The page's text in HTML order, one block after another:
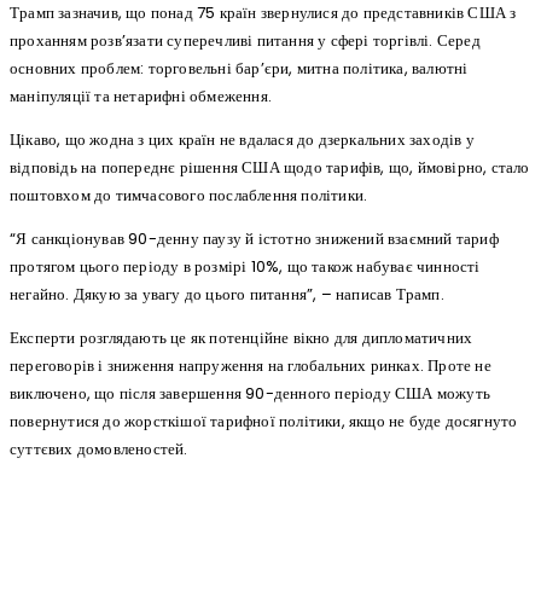
Трамп зазначив, що понад 75 країн звернулися до представників США з
проханням розв’язати суперечливі питання у сфері торгівлі. Серед
основних проблем: торговельні бар’єри, митна політика, валютні
маніпуляції та нетарифні обмеження.
Цікаво, що жодна з цих країн не вдалася до дзеркальних заходів у
відповідь на попереднє рішення США щодо тарифів, що, ймовірно, стало
поштовхом до тимчасового послаблення політики.
“Я санкціонував 90-денну паузу й істотно знижений взаємний тариф
протягом цього періоду в розмірі 10%, що також набуває чинності
негайно. Дякую за увагу до цього питання”, – написав Трамп.
Експерти розглядають це як потенційне вікно для дипломатичних
переговорів і зниження напруження на глобальних ринках. Проте не
виключено, що після завершення 90-денного періоду США можуть
повернутися до жорсткішої тарифної політики, якщо не буде досягнуто
суттєвих домовленостей.